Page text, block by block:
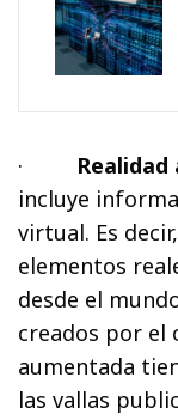
·
incluye
virtual. Es
elementos
desde el
creados por el
aumentada
las vallas